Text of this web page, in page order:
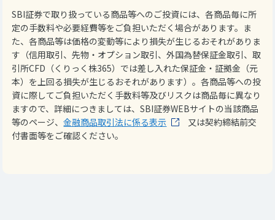
SBI証券で取り扱っている商品等へのご投資には、各商品毎に所
定の手数料や必要経費等をご負担いただく場合があります。ま
た、各商品等は価格の変動等により損失が生じるおそれがありま
す（信用取引、先物・オプション取引、外国為替保証金取引、取
引所CFD（くりっく株365）では差し入れた保証金・証拠金（元
本）を上回る損失が生じるおそれがあります）。各商品等への投
資に際してご負担いただく手数料等及びリスクは商品毎に異なり
ますので、詳細につきましては、SBI証券WEBサイトの当該商品
等のページ、金融商品取引法に係る表示
又は契約締結前交
付書面等をご確認ください。